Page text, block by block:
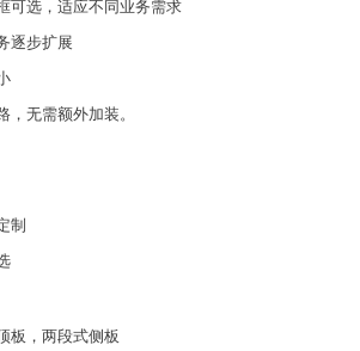
可选，适应不同业务需求
逐步扩展
，无需额外加装。
制
板，两段式侧板